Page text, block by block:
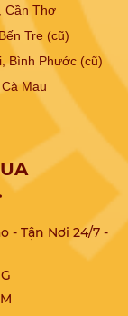
Cần Thơ
Tre (cũ)
Bình Phước (cũ)
Mau
- Tận Nơi 24/7 -